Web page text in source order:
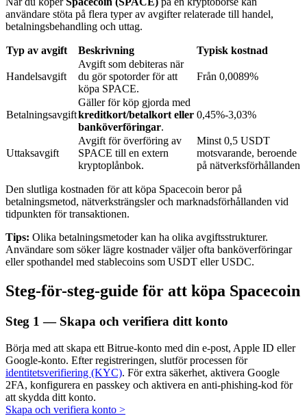
BTR-låsningar
Exklusiva investeringar för BTR-innehavare
Lån
Auto Invest
Ta långsiktig vinst och flexibla intressen
användare stöta på flera typer av avgifter relaterade till handel,
betalningsbehandling och uttag.
Typ av avgift Beskrivning Typisk kostnad
Handelsavgift
Avgift som debiteras när
du gör spotorder för att
köpa SPACE.
Från 0,0089%
Betalningsavgift
Gäller för köp gjorda med
kreditkort/betalkort eller
banköverföringar.
0,45%-3,03%
Uttaksavgift
Avgift för överföring av
SPACE till en extern
kryptoplånbok.
Minst 0,5 USDT
motsvarande, beroende
på nätverksförhållanden
Den slutliga kostnaden för att köpa Spacecoin beror på
betalningsmetod, nätverksträngsler och marknadsförhållanden vid
tidpunkten för transaktionen.
Tips: Olika betalningsmetoder kan ha olika avgiftsstrukturer.
Användare som söker lägre kostnader väljer ofta banköverföringar
eller spothandel med stablecoins som USDT eller USDC.
Steg-för-steg-guide för att köpa Spacecoin
Steg 1 — Skapa och verifiera ditt konto
Börja med att skapa ett Bitrue-konto med din e-post, Apple ID eller
Google-konto. Efter registreringen, slutför processen för
identitetsverifiering (KYC). För extra säkerhet, aktivera Google
2FA, konfigurera en passkey och aktivera en anti-phishing-kod för
att skydda ditt konto.
Skapa och verifiera konto >